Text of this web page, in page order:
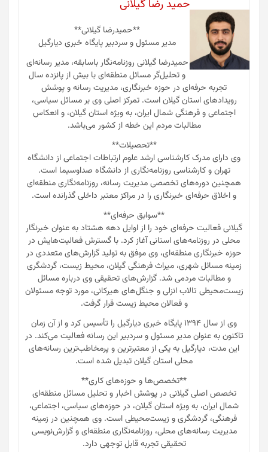
حمید رضا گیلانی
**حمیدرضا گیلانی**
مدیر مسئول و سردبیر پایگاه خبری دیارگیل
حمیدرضا گیلانی روزنامه‌نگار باسابقه، مدیر رسانه‌ای
و تحلیل‌گر مسائل منطقه‌ای با بیش از پانزده سال
تجربه حرفه‌ای در حوزه خبرنگاری، مدیریت رسانه و پوشش
رویدادهای استان گیلان است. تمرکز اصلی وی بر مسائل سیاسی،
اجتماعی و فرهنگی شمال ایران، به ویژه استان گیلان، و انعکاس
مطالبات مردم این خطه از کشور می‌باشد.
**تحصیلات**
وی دارای مدرک کارشناسی ارشد علوم ارتباطات اجتماعی از دانشگاه
تهران و کارشناسی روزنامه‌نگاری از دانشگاه صداوسیما است.
همچنین دوره‌های تخصصی مدیریت رسانه، روزنامه‌نگاری منطقه‌ای
و اخلاق حرفه‌ای خبرنگاری را در مراکز معتبر داخلی گذرانده است.
**سوابق حرفه‌ای**
گیلانی فعالیت حرفه‌ای خود را از اوایل دهه هشتاد به عنوان خبرنگار
محلی در روزنامه‌های استانی آغاز کرد. با گسترش فعالیت‌هایش در
حوزه خبرنگاری منطقه‌ای، وی موفق به تولید گزارش‌های متعددی در
زمینه مسائل شهری، میراث فرهنگی گیلان، محیط زیست، گردشگری
و مطالبات مردمی شد. گزارش‌های تحقیقی وی درباره مسائل
زیست‌محیطی تالاب انزلی و جنگل‌های هیرکانی، مورد توجه مسئولان
و فعالان محیط زیست قرار گرفت.
وی از سال ۱۳۹۴ پایگاه خبری دیارگیل را تأسیس کرد و از آن زمان
تاکنون به عنوان مدیر مسئول و سردبیر این رسانه فعالیت می‌کند. در
این مدت، دیارگیل به یکی از معتبرترین و پرمخاطب‌ترین رسانه‌های
محلی استان گیلان تبدیل شده است.
**تخصص‌ها و حوزه‌های کاری**
تخصص اصلی گیلانی در پوشش اخبار و تحلیل مسائل منطقه‌ای
شمال ایران، به ویژه استان گیلان، در حوزه‌های سیاسی، اجتماعی،
فرهنگی، گردشگری و زیست‌محیطی است. وی همچنین در زمینه
مدیریت رسانه‌های محلی، روزنامه‌نگاری منطقه‌ای و گزارش‌نویسی
تحقیقی تجربه قابل توجهی دارد.